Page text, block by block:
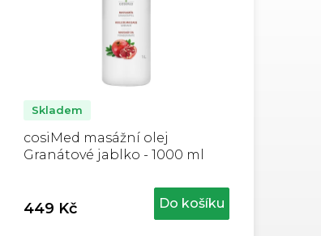
cosiMed masážní olej
Granátové jablko - 1000 ml
Skladem
449 Kč Do košíku